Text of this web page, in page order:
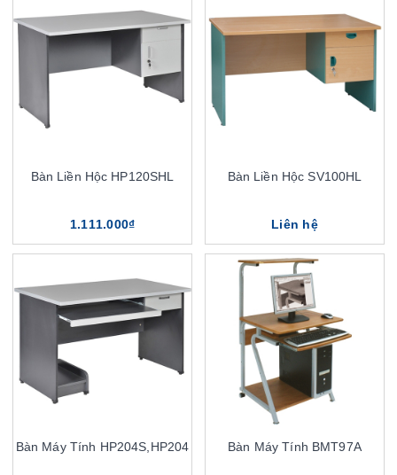
Bàn Liền Hộc HP120SHL
1.111.000₫
Bàn Liền Hộc SV100HL
Liên hệ
Bàn Máy Tính HP204S,HP204 Bàn Máy Tính BMT97A